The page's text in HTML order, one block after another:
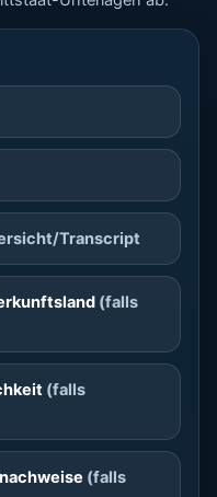
Transcript
(falls
(falls
(falls